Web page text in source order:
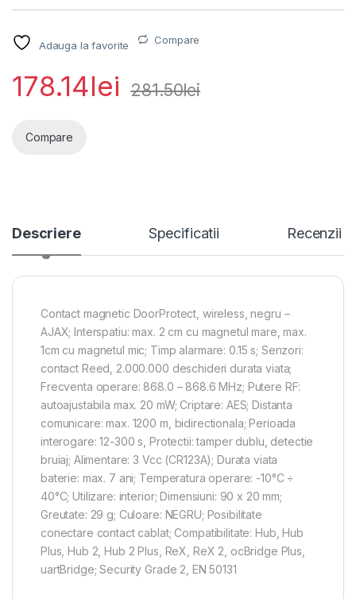
Adauga la favorite Compare
178.14lei 281.50lei
Compare
Descriere Specificatii Recenzii
Contact magnetic DoorProtect, wireless, negru –
AJAX; Interspatiu: max. 2 cm cu magnetul mare, max.
1cm cu magnetul mic; Timp alarmare: 0.15 s; Senzori:
contact Reed, 2.000.000 deschideri durata viata;
Frecventa operare: 868.0 – 868.6 MHz; Putere RF:
autoajustabila max. 20 mW; Criptare: AES; Distanta
comunicare: max. 1200 m, bidirectionala; Perioada
interogare: 12-300 s, Protectii: tamper dublu, detectie
bruiaj; Alimentare: 3 Vcc (CR123A); Durata viata
baterie: max. 7 ani; Temperatura operare: -10°C ÷
40°C; Utilizare: interior; Dimensiuni: 90 x 20 mm;
Greutate: 29 g; Culoare: NEGRU; Posibilitate
conectare contact cablat; Compatibilitate: Hub, Hub
Plus, Hub 2, Hub 2 Plus, ReX, ReX 2, ocBridge Plus,
uartBridge; Security Grade 2, EN 50131